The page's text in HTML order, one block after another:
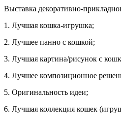
Выставка декоративно-
1. Лучшая кошка-игрушка;
2. Лучшее панно с кошкой;
3. Лучшая картина/рисунок с
4. Лучшее композиционное
5. Оригинальность идеи;
6. Лучшая коллекция кошек